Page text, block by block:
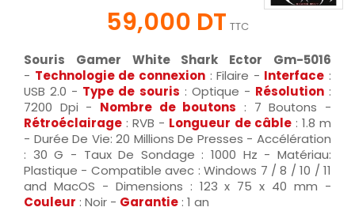
59,000 DT TTC
Souris Gamer White Shark Ector Gm-5016
- Technologie de connexion: Filaire - Interface :
USB 2.0 - Type de souris : Optique - Résolution:
7200 Dpi - Nombre de boutons : 7 Boutons -
Rétroéclairage : RVB - Longueur de câble: 1.8 m
- Durée De Vie: 20 Millions De Presses - Accélération
: 30 G - Taux De Sondage : 1000 Hz - Matériau:
Plastique - Compatible avec : Windows 7 / 8 / 10 / 11
and MacOS - Dimensions : 123 x 75 x 40 mm -
Couleur : Noir - Garantie : 1 an